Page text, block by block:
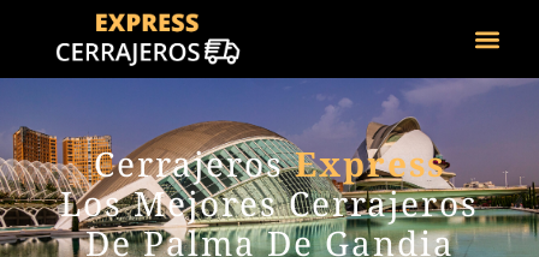
CerrajerosExpress
Los Mejores Cerrajeros
De Palma De Gandia